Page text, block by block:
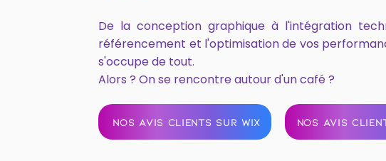
De la conception graphique à l'intégration
référencement et l'optimisation de vos
s'occupe de tout.
Alors ? On se rencontre autour d'un café ?
NOS AVIS CLIENTS SUR WIX NOS AVIS